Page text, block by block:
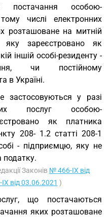
постачання особою-
числі електронних
розташоване на митній
яку зареєстровано як
іншій особі-резиденту -
чи постійному
в Україні.
застосовуються у разі
послуг особою-
як платника
208- 1.2 статті 208-1
- підприємцю, яку не
податку.
Законів № 466-IX від
від 03.06.2021 )
що постачаються
яких розташоване